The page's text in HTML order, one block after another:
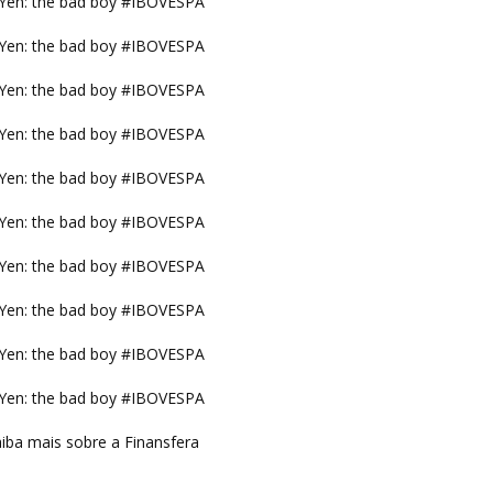
the bad boy #IBOVESPA
the bad boy #IBOVESPA
the bad boy #IBOVESPA
the bad boy #IBOVESPA
the bad boy #IBOVESPA
the bad boy #IBOVESPA
the bad boy #IBOVESPA
the bad boy #IBOVESPA
the bad boy #IBOVESPA
mais sobre a Finansfera